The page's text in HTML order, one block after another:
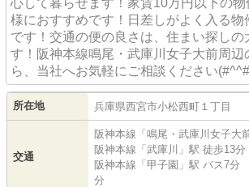
心して暮らせます！家賃10万円以下の
様におすすめです！日差しがよく入る物
です！交通の便の良さは、住まい探しの
す！阪神本線鳴尾・武庫川女子大前周辺
ら、当社へお気軽にご相談ください
所在地 兵庫県西宮市小松西町 １丁目
交通
阪神本線 「 鳴尾・武庫川女子大
阪神本線 「 武庫川
」駅 徒歩13分
阪神本線 「 甲子園 」駅 バス7分
分